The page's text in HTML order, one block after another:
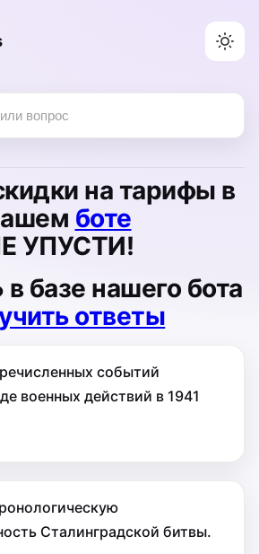
на тарифы в
боте
УПУСТИ!
в базе нашего бота
ответы
событий
военных действий в 1941
Сталинградской битвы.